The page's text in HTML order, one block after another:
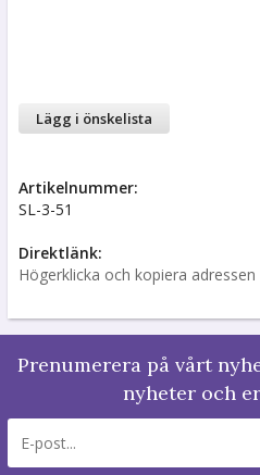
Lägg i önskelista
Artikelnummer:
SL-3-51
Direktlänk:
Högerklicka och kopiera adressen
Prenumerera på vårt
nyheter och